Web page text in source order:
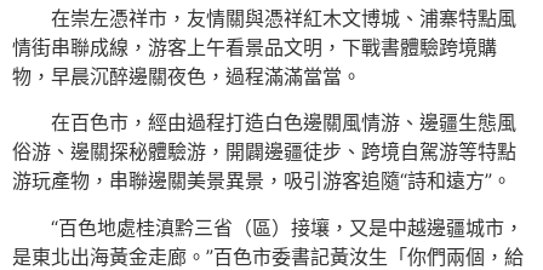
在崇左憑祥市，友情關與憑祥紅木文博城、浦寨特點風
情街串聯成線，游客上午看景品文明，下戰書體驗跨境購
物，早晨沉醉邊關夜色，過程滿滿當當。
在百色市，經由過程打造白色邊關風情游、邊疆生態風
俗游、邊關探秘體驗游，開闢邊疆徒步、跨境自駕游等特點
游玩產物，串聯邊關美景異景，吸引游客追隨“詩和遠方”。
“百色地處桂滇黔三省（區）接壤，又是中越邊疆城市，
是東北出海黃金走廊。”百色市委書記黃汝生「你們兩個，給